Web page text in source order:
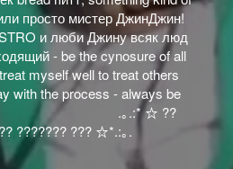
просто мистер ДжинДжин!
и люби Джину всяк люд
- be the cynosure of all
myself well to treat others
with the process - always be
.｡.:* ☆ ??
??????? ??? ☆*.:｡.